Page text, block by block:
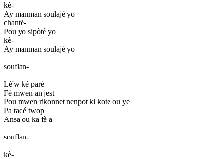
kè-
Ay manman soulajé yo
chantè-
Pou yo sipòté yo
kè-
Ay manman soulajé yo
souflan-
Lè'w ké paré
Fè mwen an jest
Pou mwen rikonnet nenpot ki koté ou yé
Pa tadé twop
Ansa ou ka fè a
souflan-
kè-